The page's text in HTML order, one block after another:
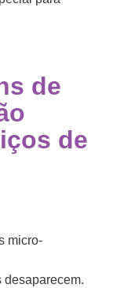
de
de
micro-
desaparecem.